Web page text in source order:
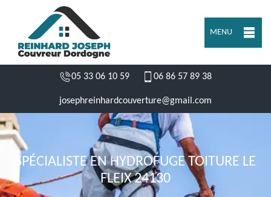
MENU
05 33 06 10 59 06 86 57 89 38
josephreinhardcouverture@gmail.com
SPÉCIALISTE EN HYDROFUGE TOITURE LE
FLEIX 24130